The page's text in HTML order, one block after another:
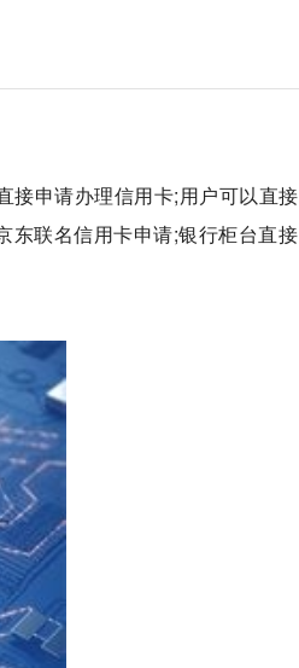
接申请办理信用卡;用户可以直接
东联名信用卡申请;银行柜台直接